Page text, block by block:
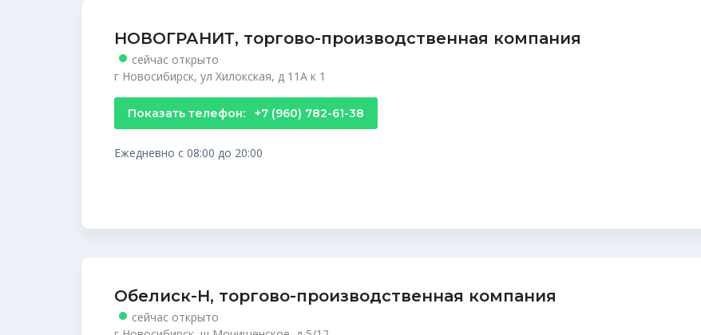
НОВОГРАНИТ, торгово-производственная компания
сейчас открыто
г Новосибирск, ул Хилокская, д 11А к 1
Показать телефон: +7 (960) 782-61-38
Ежедневно с 08:00 до 20:00
Обелиск-Н, торгово-производственная компания
сейчас открыто